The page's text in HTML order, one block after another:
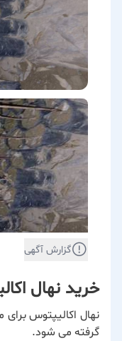
گزارش آگهی
خرید نهال
نهال اکالیپتوس برای
گرفته می شود.